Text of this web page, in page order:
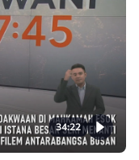
34:22